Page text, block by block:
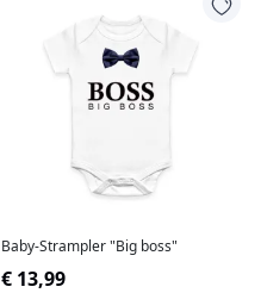
Baby-Strampler "Big boss"
€ 13,99